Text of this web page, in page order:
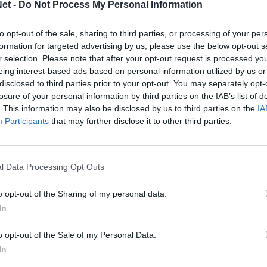
- Do Not Process My Personal Information
opt-out of the sale, sharing to third parties, or processing of your
for targeted advertising by us, please use the below opt-out
selection. Please note that after your opt-out request is processed
interest-based ads based on personal information utilized by us
to third parties prior to your opt-out. You may separately
of your personal information by third parties on the IAB’s list of
This information may also be disclosed by us to third parties on the
Participants that may further disclose it to other third parties.
Data Processing Opt Outs
opt-out of the Sharing of my personal data.
opt-out of the Sale of my Personal Data.
της Α’ ομάδας, μοιράστηκε
εξηγώντας πώς αντιμετωπίζει την πίεση,
τις απαιτήσεις του επαγγελματικού
από πρώτο χέρι πώς η ψυχραιμία, η
χτίζονται μέσα από καθημερινή δουλειά.
ευκαιρία για τους νεαρούς αθλητές να
ως κομμάτι της διαδικασίας που μπορούν
μετατρέπουν σε δύναμη.
γνώση, στην ψυχολογική υποστήριξη και στη
των παιδιών μας».